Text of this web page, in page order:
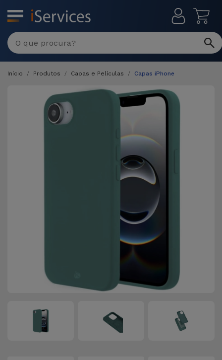
MENU
Início Produtos Capas e Películas Capas iPhone